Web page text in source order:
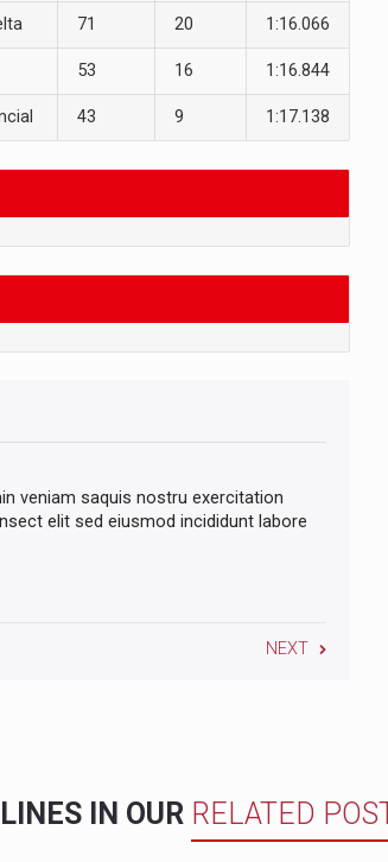
71 20 1:16.066
53 16 1:16.844
43 9 1:17.138
veniam saquis nostru exercitation
elit sed eiusmod incididunt labore
NEXT
IN OUR RELATED